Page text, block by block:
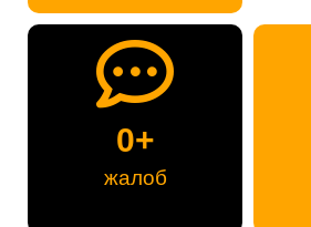
0+
жалоб